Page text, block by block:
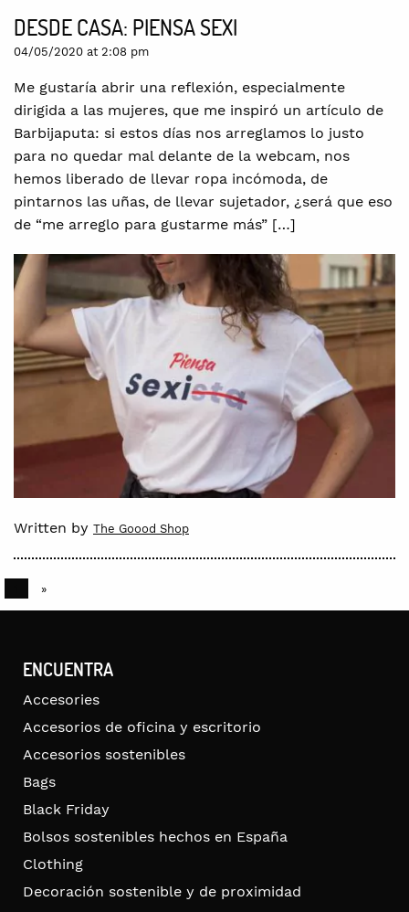
DESDE CASA: PIENSA SEXI
04/05/2020 at 2:08 pm
Me gustaría abrir una reflexión, especialmente
dirigida a las mujeres, que me inspiró un artículo de
Barbijaputa: si estos días nos arreglamos lo justo
para no quedar mal delante de la webcam, nos
hemos liberado de llevar ropa incómoda, de
pintarnos las uñas, de llevar sujetador, ¿será que eso
de “me arreglo para gustarme más” […]
Written by The Goood Shop
»
ENCUENTRA
Accesories
Accesorios de oficina y escritorio
Accesorios sostenibles
Bags
Black Friday
Bolsos sostenibles hechos en España
Clothing
Decoración sostenible y de proximidad